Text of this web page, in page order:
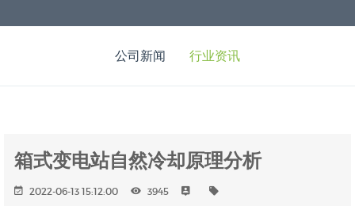
公司新闻 行业资讯
箱式变电站自然冷却原理分析
2022-06-13 15:12:00 3945